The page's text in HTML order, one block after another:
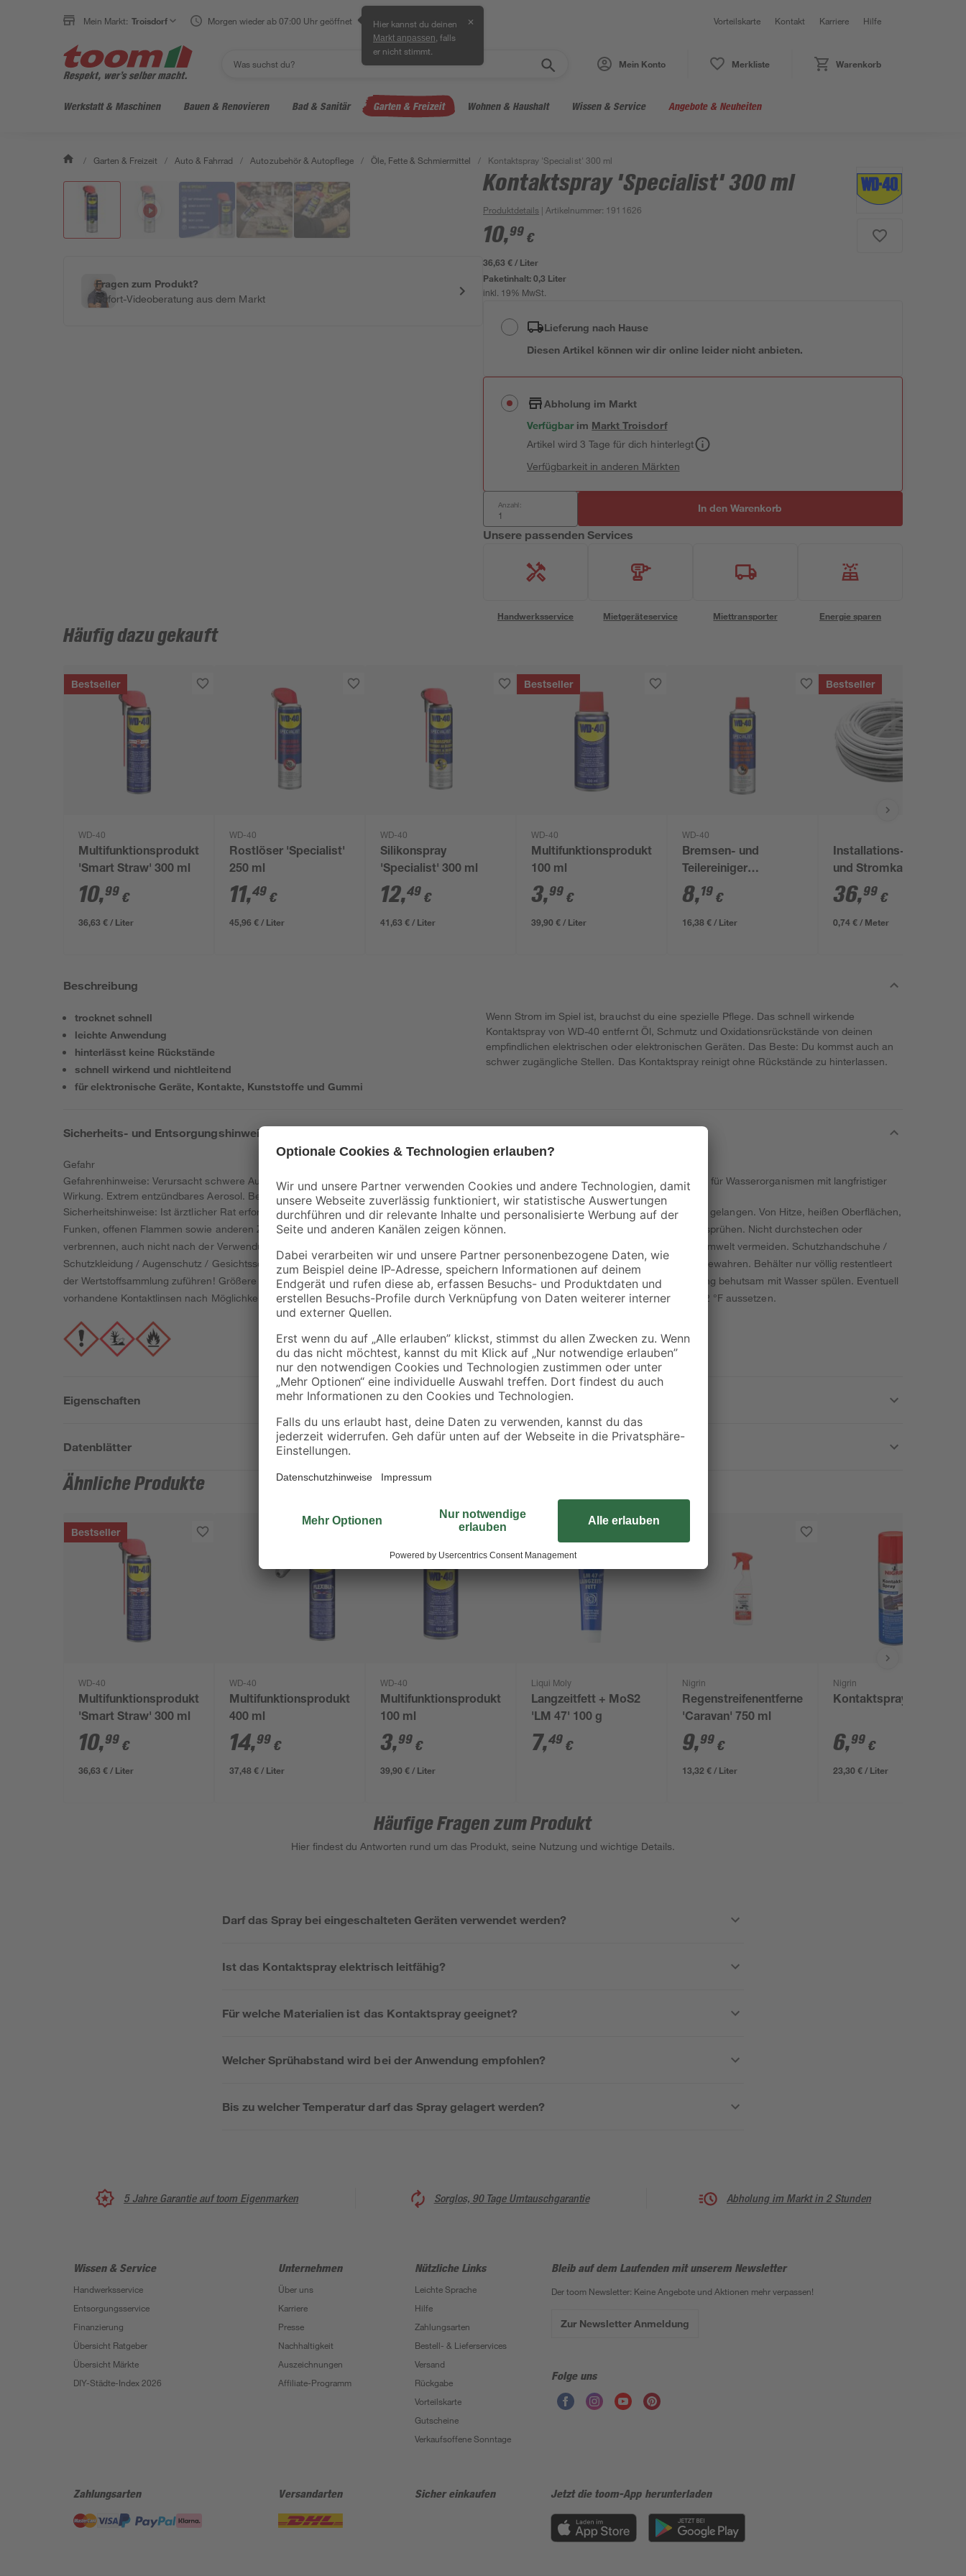
Mein Markt: Troisdorf Morgen wieder ab 07:00 Uhr geöffnet Hier kannst du deinen
Markt anpassen , falls
er nicht stimmt.
✕ Vorteilskarte Kontakt Karriere Hilfe
Mein Konto Merkliste Warenkorb
Werkstatt & Maschinen Bauen & Renovieren Bad & Sanitär Garten & Freizeit Wohnen & Haushalt Wissen & Service Angebote & Neuheiten
/ Garten & Freizeit / Auto & Fahrrad / Autozubehör & Autopflege / Öle, Fette & Schmiermittel / Kontaktspray 'Specialist' 300 ml
Fragen zum Produkt?
Sofort-Videoberatung aus dem Markt
Kontaktspray 'Specialist' 300 ml
Produktdetails | Artikelnummer: 1911626
10,99 €
36,63 € / Liter
Paketinhalt:0,3 Liter
inkl. 19% MwSt.
Lieferung nach Hause
Diesen Artikel können wir dir online leider nicht anbieten.
Abholung im Markt
Verfügbar im MarktTroisdorf
Artikel wird 3 Tage für dich hinterlegt
Verfügbarkeit in anderen Märkten
Anzahl: In den Warenkorb
Unsere passenden Services
Handwerksservice Mietgeräteservice Miettransporter Energie sparen
Häufig dazu gekauft
Bestseller
WD-40
Multifunktionsprodukt
'Smart Straw' 300 ml
10,99 €
36,63 € / Liter
WD-40
Rostlöser 'Specialist'
250 ml
11,49 €
45,96 € / Liter
WD-40
Silikonspray
'Specialist' 300 ml
12,49 €
41,63 € / Liter
Bestseller
WD-40
Multifunktionsprodukt
100 ml
3,99 €
39,90 € / Liter
WD-40
Bremsen- und
Teilereiniger
'Specialist' 500 ml
8,19 €
16,38 € / Liter
Bestseller
Installations-,Elektro-
und Stromkabel
NYM-J 3x1,5mm² 50
m
36,99 €
0,74 € / Meter
Beschreibung
trocknet schnell
leichte Anwendung
hinterlässt keine Rückstände
schnell wirkend und nichtleitend
für elektronische Geräte, Kontakte, Kunststoffe und Gummi
Wenn Strom im Spiel ist, brauchst du eine spezielle Pflege. Das schnell wirkende
Kontaktspray von WD-40 entfernt Öl, Schmutz und Oxidationsrückstände von deinen
empfindlichen elektrischen oder elektronischen Geräten. Das Beste: Du kommst auch an
schwer zugängliche Stellen. Das Kontaktspray reinigt ohne Rückstände zu hinterlassen.
Sicherheits- und Entsorgungshinweise
Gefahr
Gefahrenhinweise: Verursacht schwere Augenreizung. Verursacht Hautreizungen. Kann Schläfrigkeit und Benommenheit verursachen. Giftig für Wasserorganismen mit langfristiger
Wirkung. Extrem entzündbares Aerosol. Behälter steht unter Druck: kann bei Erwärmung bersten.
Sicherheitshinweise: Ist ärztlicher Rat erforderlich, Verpackung oder Kennzeichnungsetikett bereithalten. Darf nicht in die Hände von Kindern gelangen. Von Hitze, heißen Oberflächen,
Funken, offenen Flammen sowie anderen Zündquellenarten fernhalten. Nicht rauchen. Nicht gegen offene Flamme oder andere Zündquelle sprühen. Nicht durchstechen oder
verbrennen, auch nicht nach der Verwendung. Einatmen von Staub / Rauch / Gas / Nebel / Dampf / Aerosol vermeiden. Freisetzung in die Umwelt vermeiden. Schutzhandschuhe /
Schutzkleidung / Augenschutz / Gesichtsschutz tragen. Bei Unwohlsein GIFTINFORMATIONSZENTRUM/Arzt anrufen. Unter Verschluss aufbewahren. Behälter nur völlig restentleert
der Wertstoffsammlung zuführen! Größere Produktreste zur Problemstoffsammelstelle bringen. Bei Kontakt mit den Augen: Einige Minuten lang behutsam mit Wasser spülen. Eventuell
vorhandene Kontaktlinsen nach Möglichkeit entfernen. Weiter spülen. Vor Sonnenbestrahlung schützen. Nicht Temperaturen über 50 °C / 122 °F aussetzen.
Eigenschaften
Datenblätter
Ähnliche Produkte
Bestseller
WD-40
Multifunktionsprodukt
'Smart Straw' 300 ml
10,99 €
36,63 € / Liter
WD-40
Multifunktionsprodukt
400 ml
14,99 €
37,48 € / Liter
WD-40
Multifunktionsprodukt
100 ml
3,99 €
39,90 € / Liter
Liqui Moly
Langzeitfett + MoS2
'LM 47' 100 g
7,49 €
Nigrin
Regenstreifenentferner
'Caravan' 750 ml
9,99 €
13,32 € / Liter
Nigrin
Kontaktspray 300 ml
6,99 €
23,30 € / Liter
Häufige Fragen zum Produkt
Hier findest du Antworten rund um das Produkt, seine Nutzung und wichtige Details.
Darf das Spray bei eingeschalteten Geräten verwendet werden?
Ist das Kontaktspray elektrisch leitfähig?
Für welche Materialien ist das Kontaktspray geeignet?
Welcher Sprühabstand wird bei der Anwendung empfohlen?
Bis zu welcher Temperatur darf das Spray gelagert werden?
5 Jahre Garantie auf toom Eigenmarken Sorglos, 90 Tage Umtauschgarantie Abholung im Markt in 2 Stunden
Wissen & Service
Handwerksservice
Entsorgungsservice
Finanzierung
Übersicht Ratgeber
Übersicht Märkte
DIY-Städte-Index 2026
Unternehmen
Über uns
Karriere
Presse
Nachhaltigkeit
Auszeichnungen
Affiliate-Programm
Nützliche Links
Leichte Sprache
Hilfe
Zahlungsarten
Bestell- & Lieferservices
Versand
Rückgabe
Vorteilskarte
Gutscheine
Verkaufsoffene Sonntage
Bleib auf dem Laufenden mit unserem Newsletter
Der toom Newsletter: Keine Angebote und Aktionen mehr verpassen!
Zur Newsletter Anmeldung
Folge uns
Zahlungsarten Versandarten Sicher einkaufen Jetzt die toom-App herunterladen